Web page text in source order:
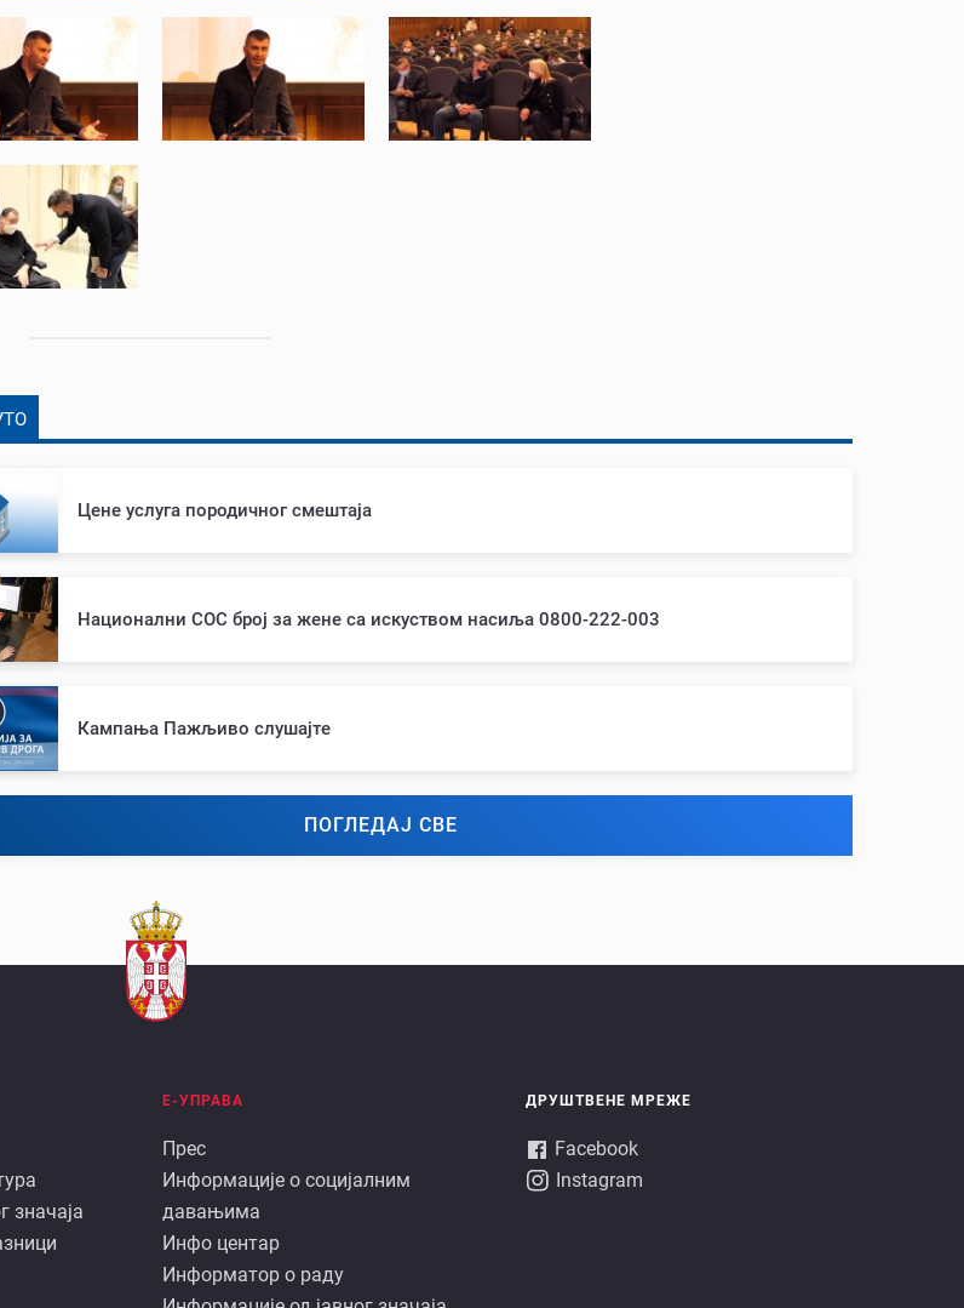
Цене услуга породичног смештаја
Национални СОС број за жене са искуством насиља 0800-222-003
Кампања Пажљиво слушајте
ПОГЛЕДАЈ СВЕ
значаја
Е
управа
Е-УПРАВА
Прес
Информације о социјалним
давањима
Инфо центар
Информатор о раду
ДРУШТВЕНЕ МРЕЖЕ
Facebook
Instagram